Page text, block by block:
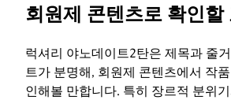
회원제 콘텐츠로 확인할
럭셔리 야노데이트2탄은 제목과 줄
트가 분명해, 회원제 콘텐츠에서 작
인해볼 만합니다. 특히 장르적 분위